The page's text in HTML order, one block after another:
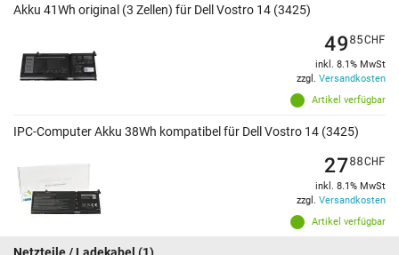
Akku 41Wh original (3 Zellen) für Dell Vostro 14 (3425)
Artikel verfügbar
4985CHF
inkl. 8.1% MwSt
zzgl. Versandkosten
IPC-Computer Akku 38Wh kompatibel für Dell Vostro 14 (3425)
Artikel verfügbar
2788CHF
inkl. 8.1% MwSt
zzgl. Versandkosten
Netzteile / Ladekabel (1)